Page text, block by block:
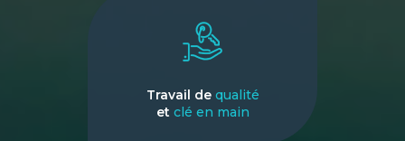
Travail de qualité
et clé en main